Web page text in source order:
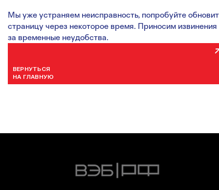
Мы уже устраняем неисправность, попробуйте
страницу через некоторое время. Приносим извинения
за временные неудобства.
ВЕРНУТЬСЯ
НА ГЛАВНУЮ